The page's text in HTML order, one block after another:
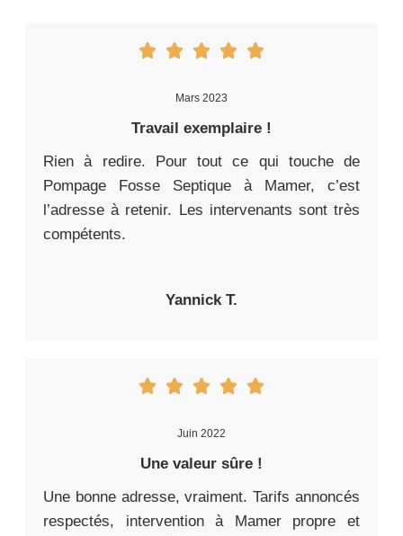
Mars 2023
Travail exemplaire !
Rien à redire. Pour tout ce qui touche de
Pompage Fosse Septique à Mamer, c’est
l’adresse à retenir. Les intervenants sont très
compétents.
Yannick T.
Juin 2022
Une valeur sûre !
Une bonne adresse, vraiment. Tarifs annoncés
respectés, intervention à Mamer propre et